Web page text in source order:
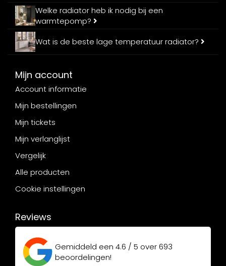
Welke radiator heb ik nodig bij een
warmtepomp?
Wat is de beste lage temperatuur radiator?
Mijn account
Account informatie
Mijn bestellingen
Mijn tickets
Mijn verlanglijst
Vergelijk
Alle producten
Cookie instellingen
Reviews
Gemiddeld een 4.6 / 5 over693
beoordelingen!